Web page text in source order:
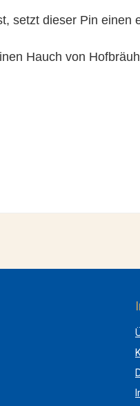
setzt dieser Pin einen
Hauch von